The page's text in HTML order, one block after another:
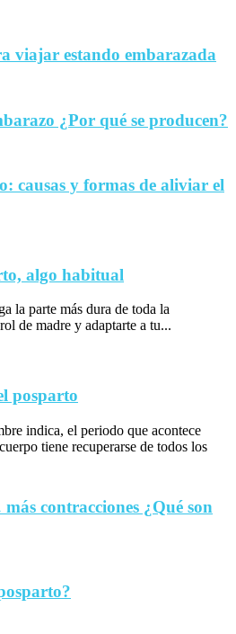
viajar estando embarazada
¿Por qué se producen?
causas y formas de aliviar el
algo habitual
la parte más dura de toda la
de madre y adaptarte a tu...
posparto
indica, el periodo que acontece
tiene recuperarse de todos los
contracciones ¿Qué son